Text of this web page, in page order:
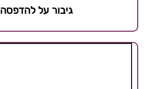
גיבור על להדפסה